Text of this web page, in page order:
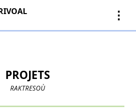
⋮
PROJETS
RAKTRESOÙ